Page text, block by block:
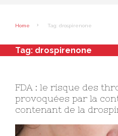
Home Tag: drospirenone
Tag: drospirenone
FDA : le risque des
provoquées par la
contenant de la